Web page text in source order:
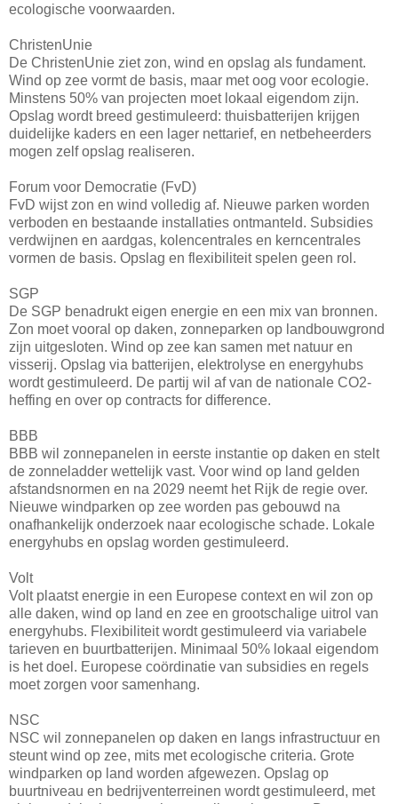
ecologische voorwaarden.
ChristenUnie
De ChristenUnie ziet zon, wind en opslag als fundament.
Wind op zee vormt de basis, maar met oog voor ecologie.
Minstens 50% van projecten moet lokaal eigendom zijn.
Opslag wordt breed gestimuleerd: thuisbatterijen krijgen
duidelijke kaders en een lager nettarief, en netbeheerders
mogen zelf opslag realiseren.
Forum voor Democratie (FvD)
FvD wijst zon en wind volledig af. Nieuwe parken worden
verboden en bestaande installaties ontmanteld. Subsidies
verdwijnen en aardgas, kolencentrales en kerncentrales
vormen de basis. Opslag en flexibiliteit spelen geen rol.
SGP
De SGP benadrukt eigen energie en een mix van bronnen.
Zon moet vooral op daken, zonneparken op landbouwgrond
zijn uitgesloten. Wind op zee kan samen met natuur en
visserij. Opslag via batterijen, elektrolyse en energyhubs
wordt gestimuleerd. De partij wil af van de nationale CO2-
heffing en over op contracts for difference.
BBB
BBB wil zonnepanelen in eerste instantie op daken en stelt
de zonneladder wettelijk vast. Voor wind op land gelden
afstandsnormen en na 2029 neemt het Rijk de regie over.
Nieuwe windparken op zee worden pas gebouwd na
onafhankelijk onderzoek naar ecologische schade. Lokale
energyhubs en opslag worden gestimuleerd.
Volt
Volt plaatst energie in een Europese context en wil zon op
alle daken, wind op land en zee en grootschalige uitrol van
energyhubs. Flexibiliteit wordt gestimuleerd via variabele
tarieven en buurtbatterijen. Minimaal 50% lokaal eigendom
is het doel. Europese coördinatie van subsidies en regels
moet zorgen voor samenhang.
NSC
NSC wil zonnepanelen op daken en langs infrastructuur en
steunt wind op zee, mits met ecologische criteria. Grote
windparken op land worden afgewezen. Opslag op
buurtniveau en bedrijventerreinen wordt gestimuleerd, met